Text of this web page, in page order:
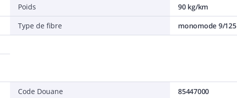
Poids
90 kg/km
Type de fibre
monomode 9/125
Code Douane 85447000